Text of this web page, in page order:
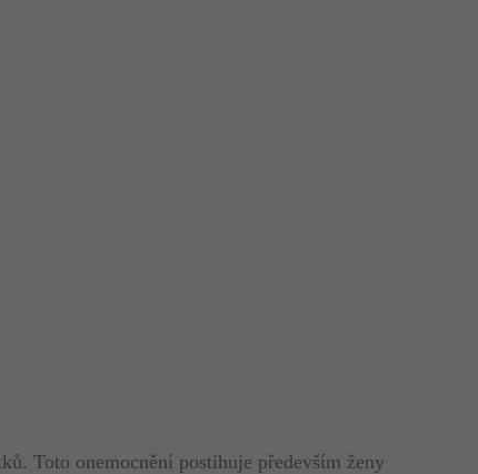
Toto onemocnění postihuje především ženy